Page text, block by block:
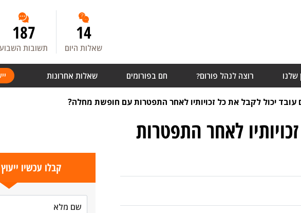
14
שאלות היום
187
תשובות השבוע
שלנו רוצה לנהל פורום? חם בפורומים שאלות אחרונות
עובד יכול לקבל את כל זכויותיו לאחר התפטרות עם חופשת מחלה?
לאחר התפטרות
קבלו עכשיו